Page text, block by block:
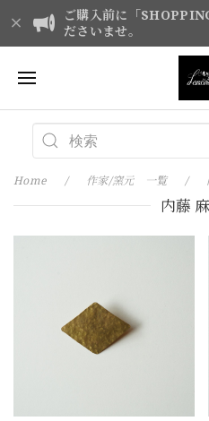
ご購入前に「
ださいませ。
Home 作家/窯元 一覧
内藤